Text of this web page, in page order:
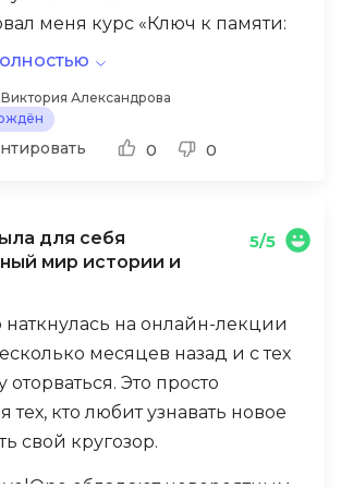
включая возврат
или перенос на другой
второй вариант и перешел
меня курс «Ключ к памяти:
все».
курса я поняла, что
мышца, которую можно
и развивать.Ведущий курса
курсу я узнала, почему
запоминать даты, имена и
в курсе:
задания – после каждой
упражнения,
закрепить полученные
Виктория Александрова
0 0
для себя
мир истории и
5/5
наткнулась на онлайн-лекции
месяцев назад и с тех
оторваться. Это просто
тех, кто любит узнавать новое
свой кругозор.